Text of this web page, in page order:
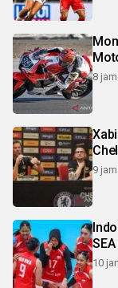
8
9
10